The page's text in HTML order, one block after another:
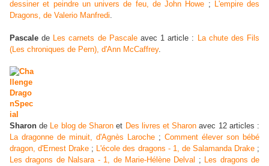
dessiner et peindre un univers de feu, de John Howe ; L'empire des
Dragons, de Valerio Manfredi.
Pascale de Les carnets de Pascaleavec 1 article : La chute des Fils
(Les chroniques de Pern), d'Ann McCaffrey.
Sharon de Le blog de Sharon et Des livres et Sharon avec 12 articles :
La dragonne de minuit, d'Agnès Laroche ; Comment élever son bébé
dragon, d'Ernest Drake ; L'école des dragons - 1, de Salamanda Drake;
Les dragons de Nalsara - 1, de Marie-Hélène Delval ; Les dragons de